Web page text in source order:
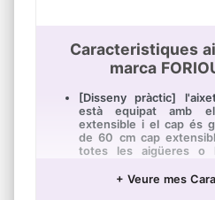
Caracteristiques
marca
[Disseny pràctic]
està equipat amb
extensible i el cap és
de 60 cm cap
totes les aigüeres o
cuina mesclador
+ Veure mes